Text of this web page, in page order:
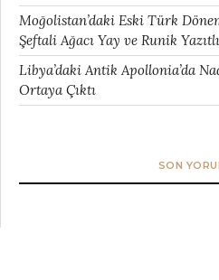
Moğolistan’daki Eski Türk
Şeftali Ağacı Yay ve Runik
Libya’daki Antik Apollonia’da
Ortaya Çıktı
SON